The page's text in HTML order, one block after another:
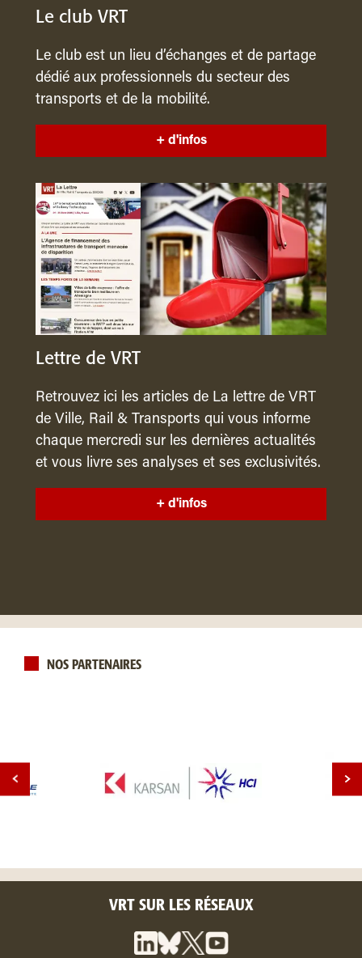
Le club VRT
Le club est un lieu d’échanges et de partage
dédié aux professionnels du secteur des
transports et de la mobilité.
+ d'infos
Lettre de VRT
Retrouvez ici les articles de La lettre de VRT
de Ville, Rail & Transports qui vous informe
chaque mercredi sur les dernières actualités
et vous livre ses analyses et ses exclusivités.
+ d'infos
NOS PARTENAIRES
VRT SUR LES RÉSEAUX